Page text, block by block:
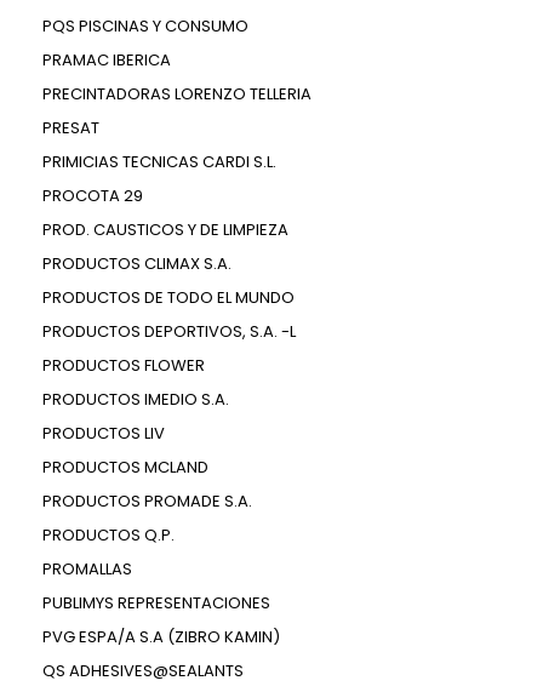
PQS PISCINAS Y CONSUMO
PRAMAC IBERICA
PRECINTADORAS LORENZO TELLERIA
PRESAT
PRIMICIAS TECNICAS CARDI S.L.
PROCOTA 29
PROD. CAUSTICOS Y DE LIMPIEZA
PRODUCTOS CLIMAX S.A.
PRODUCTOS DE TODO EL MUNDO
PRODUCTOS DEPORTIVOS, S.A. -L
PRODUCTOS FLOWER
PRODUCTOS IMEDIO S.A.
PRODUCTOS LIV
PRODUCTOS MCLAND
PRODUCTOS PROMADE S.A.
PRODUCTOS Q.P.
PROMALLAS
PUBLIMYS REPRESENTACIONES
PVG ESPA/A S.A (ZIBRO KAMIN)
QS ADHESIVES@SEALANTS